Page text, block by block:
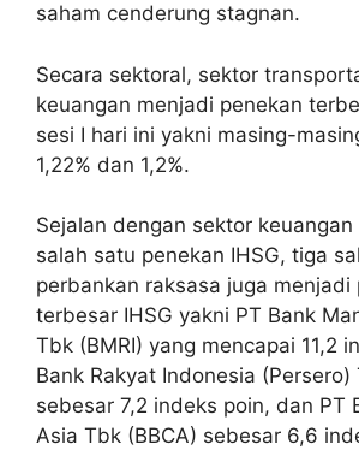
saham cenderung stagnan.
Secara sektoral, sektor
keuangan menjadi penekan
sesi I hari ini yakni masing-
1,22% dan 1,2%.
Sejalan dengan sektor
salah satu penekan IHSG, tiga
perbankan raksasa juga menjadi
terbesar IHSG yakni PT Bank
Tbk (BMRI) yang mencapai 11,2
Bank Rakyat Indonesia (Persero)
sebesar 7,2 indeks poin, dan PT
Asia Tbk (BBCA) sebesar 6,6